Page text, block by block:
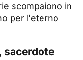
scompaiono in
per l'eterno
sacerdote